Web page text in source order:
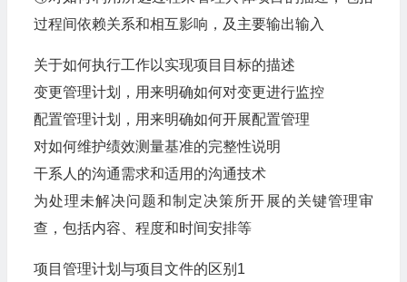
过程间依赖关系和相互影响，及主要输出输入
关于如何执行工作以实现项目目标的描述
变更管理计划，用来明确如何对变更进行监控
配置管理计划，用来明确如何开展配置管理
对如何维护绩效测量基准的完整性说明
干系人的沟通需求和适用的沟通技术
为处理未解决问题和制定决策所开展的关键管理审
查，包括内容、程度和时间安排等
项目管理计划与项目文件的区别1